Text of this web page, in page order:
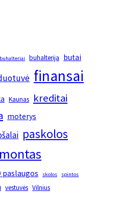
buhalteriai buhalterija butai
finansai
Kaunas kreditai
moterys
paskolos
paslaugos skolos spintos
vestuvės Vilnius